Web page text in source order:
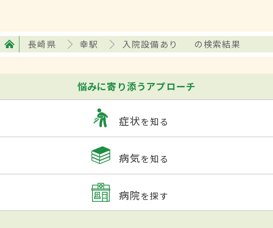
長崎県 幸駅 入院設備あり の検索結果
悩みに寄り添うアプローチ
症状を知る
病気を知る
病院を探す